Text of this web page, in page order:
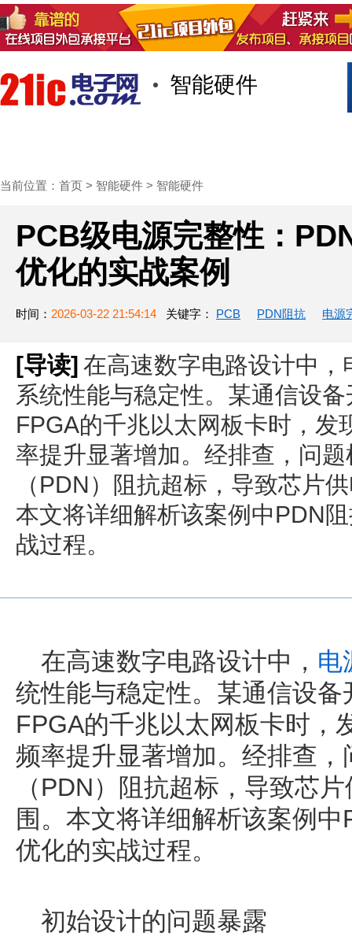
智能硬件
当前位置： 首页 > 智能硬件 > 智能硬件
PCB级电源完整性：
优化的实战案例
时间： 2026-03-22 21:54:14 关键字： PCB PDN阻抗 电源
[导读] 在高速数字电路设计中
系统性能与稳定性。某通信设
FPGA的千兆以太网板卡时，发
率提升显著增加。经排查，问
（PDN）阻抗超标，导致芯片
本文将详细解析该案例中PDN
战过程。
在高速数字电路设计中， 电
统性能与稳定性。某通信设
FPGA的千兆以太网板卡时，
频率提升显著增加。经排查
（PDN）阻抗超标，导致芯
围。本文将详细解析该案例
优化的实战过程。
初始设计的问题暴露